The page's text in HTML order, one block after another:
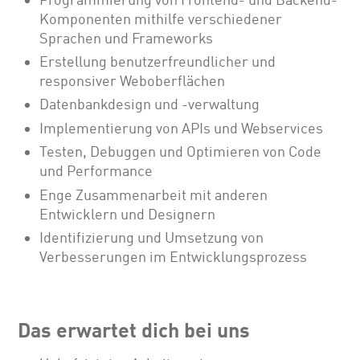
Komponenten mithilfe verschiedener
Sprachen und Frameworks
Erstellung benutzerfreundlicher und
responsiver Weboberflächen
Datenbankdesign und -verwaltung
Implementierung von APIs und Webservices
Testen, Debuggen und Optimieren von Code
und Performance
Enge Zusammenarbeit mit anderen
Entwicklern und Designern
Identifizierung und Umsetzung von
Verbesserungen im Entwicklungsprozess
Das erwartet dich bei uns